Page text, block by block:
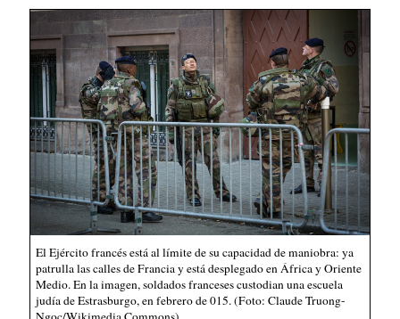
El Ejército francés está al límite de su capacidad de maniobra: ya
patrulla las calles de Francia y está desplegado en África y Oriente
Medio. En la imagen, soldados franceses custodian una escuela
judía de Estrasburgo, en febrero de 015. (Foto: Claude Truong-